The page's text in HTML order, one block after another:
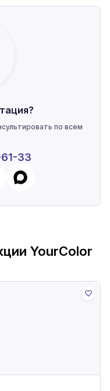
по всем
33
YourColor